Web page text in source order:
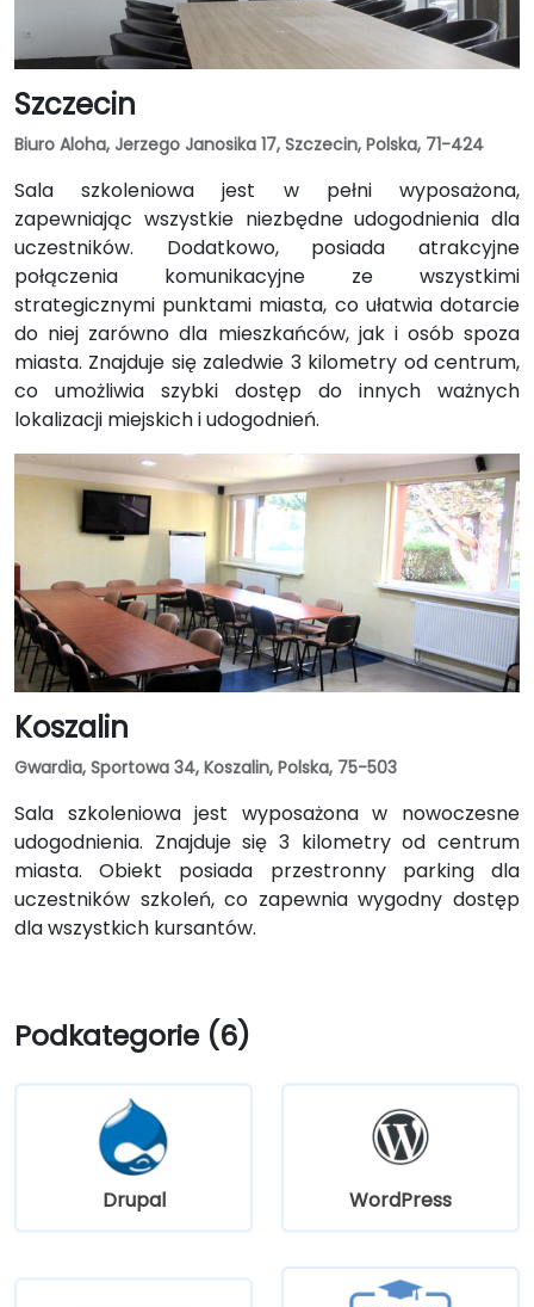
Szczecin
Biuro Aloha, Jerzego Janosika 17, Szczecin, Polska, 71-424
Sala szkoleniowa jest w pełni wyposażona,
zapewniając wszystkie niezbędne udogodnienia dla
uczestników. Dodatkowo, posiada atrakcyjne
połączenia komunikacyjne ze wszystkimi
strategicznymi punktami miasta, co ułatwia dotarcie
do niej zarówno dla mieszkańców, jak i osób spoza
miasta. Znajduje się zaledwie 3 kilometry od centrum,
co umożliwia szybki dostęp do innych ważnych
lokalizacji miejskich i udogodnień.
Koszalin
Gwardia, Sportowa 34, Koszalin, Polska, 75-503
Sala szkoleniowa jest wyposażona w nowoczesne
udogodnienia. Znajduje się 3 kilometry od centrum
miasta. Obiekt posiada przestronny parking dla
uczestników szkoleń, co zapewnia wygodny dostęp
dla wszystkich kursantów.
Podkategorie (6)
Drupal WordPress